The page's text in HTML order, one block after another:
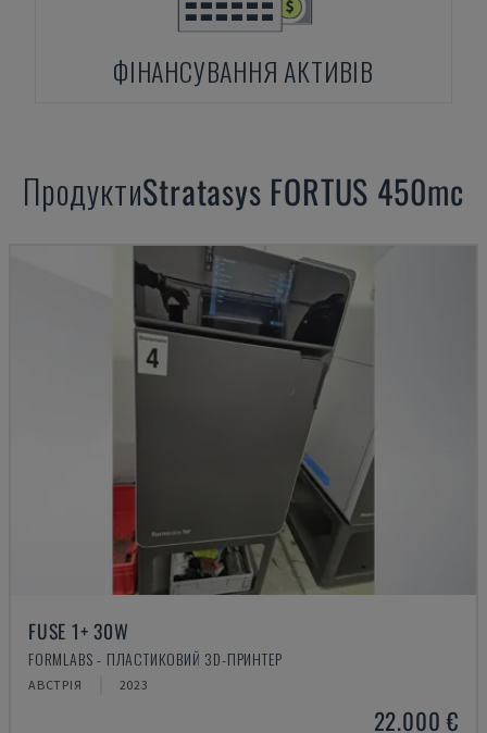
ФІНАНСУВАННЯ АКТИВІВ
ПродуктиStratasys FORTUS 450mc
FUSE 1+ 30W
FORMLABS - ПЛАСТИКОВИЙ 3D-ПРИНТЕР
АВСТРІЯ 2023
22.000 €